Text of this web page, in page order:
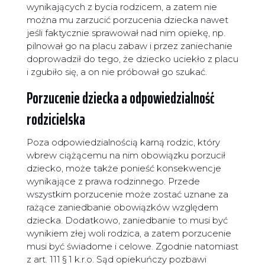
wynikających z bycia rodzicem, a zatem nie
można mu zarzucić porzucenia dziecka nawet
jeśli faktycznie sprawował nad nim opiekę, np.
pilnował go na placu zabaw i przez zaniechanie
doprowadził do tego, że dziecko uciekło z placu
i zgubiło się, a on nie próbował go szukać.
Porzucenie dziecka a odpowiedzialność
rodzicielska
Poza odpowiedzialnością karną rodzic, który
wbrew ciążącemu na nim obowiązku porzucił
dziecko, może także ponieść konsekwencje
wynikające z prawa rodzinnego. Przede
wszystkim porzucenie może zostać uznane za
rażące zaniedbanie obowiązków względem
dziecka. Dodatkowo, zaniedbanie to musi być
wynikiem złej woli rodzica, a zatem porzucenie
musi być świadome i celowe. Zgodnie natomiast
z art. 111 § 1 k.r.o. Sąd opiekuńczy pozbawi